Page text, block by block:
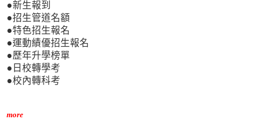
●新生報到
●招生管道名額
●特色招生報名
●運動績優招生報名
●歷年升學榜單
●日校轉學考
●校內轉科考
more